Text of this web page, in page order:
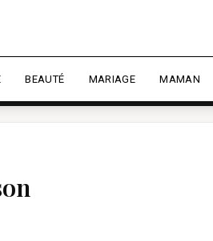
expérience et mesurer
Personnaliser
BEAUTÉ MARIAGE MAMAN